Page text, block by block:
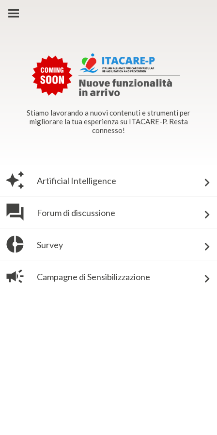
Stiamo lavorando a nuovi contenuti e strumenti per
migliorare la tua esperienza su ITACARE-P. Resta
connesso!
Artificial Intelligence
Forum di discussione
Survey
Campagne di Sensibilizzazione